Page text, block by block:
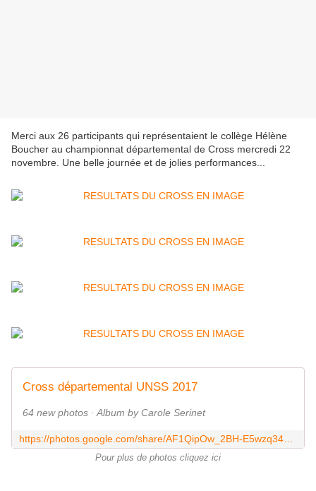
Merci aux 26 participants qui représentaient le collège Hélène
Boucher au championnat départemental de Cross mercredi 22
novembre. Une belle journée et de jolies performances...
Cross départemental UNSS 2017
64 new photos · Album by Carole Serinet
Pour plus de photos cliquez ici